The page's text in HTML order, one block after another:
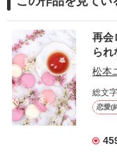
再会
られ
松本
総文
恋愛(